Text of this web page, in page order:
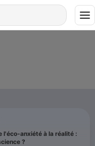
l'éco-anxiété à la réalité :
?